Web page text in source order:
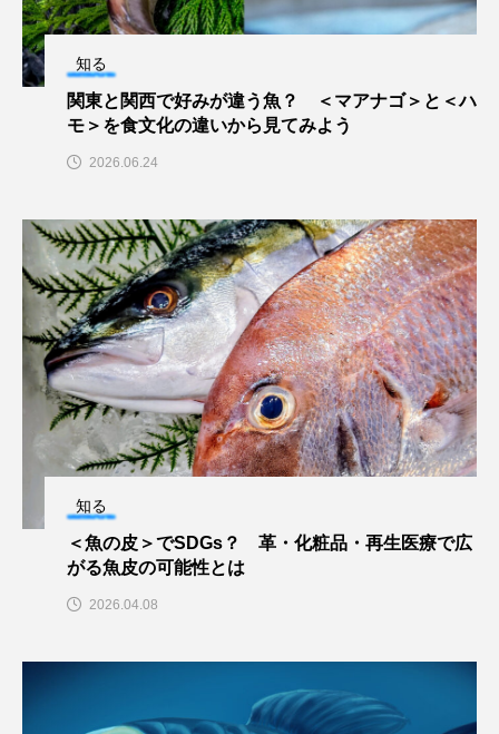
アッキガイ アナゴ アブラツノザメ
アブラボテ
アマダイ アミメハギ アメリカザリガニ
アンコウ イカ イカナゴ イクラ
イッカク イトウ イトヒキアジ
イトヨリダイ イモリ イラスト
イリエワニ イワナ インドネシア
ウツボ ウナギ ウバザメ
ウマヅラハギ
エゾアイナメ オオカミウオ
オオグソクムシ
オットセイ オニヒトデ オワンクラゲ
知る
関東と関西で好みが違う魚？ ＜マアナゴ＞と＜ハ
モ＞を食文化の違いから見てみよう
2026.06.24
知る
＜魚の皮＞でSDGs？ 革・化粧品・再生医療で広
がる魚皮の可能性とは
2026.04.08